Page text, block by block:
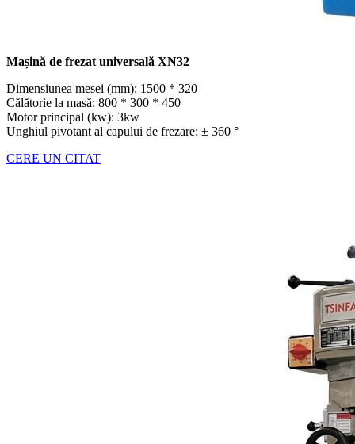
Mașină de frezat universală XN32
Dimensiunea mesei (mm): 1500 * 320
Călătorie la masă: 800 * 300 * 450
Motor principal (kw): 3kw
Unghiul pivotant al capului de frezare: ± 360 °
CERE UN CITAT